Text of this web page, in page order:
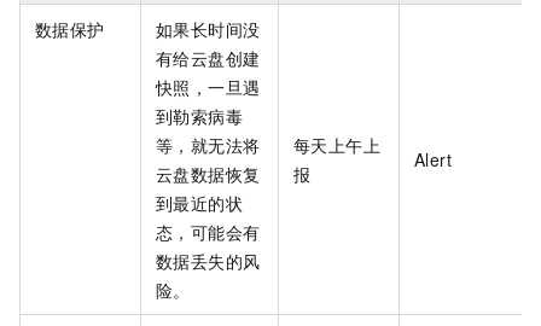
数据保护
如果长时间没
有给云盘创建
快照，一旦遇
到勒索病毒
等，就无法将
云盘数据恢复
到最近的状
态，可能会有
数据丢失的风
险。
每天上午上
报
Alert